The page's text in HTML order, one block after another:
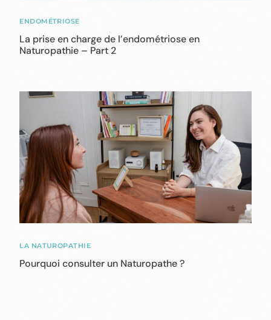
ENDOMÉTRIOSE
La prise en charge de l’endométriose en
Naturopathie – Part 2
LA NATUROPATHIE
Pourquoi consulter un Naturopathe ?